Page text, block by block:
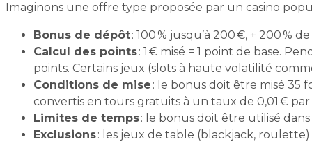
Imaginons une offre type proposée par un casino
Bonus de dépôt: 100 % jusqu’à 200 €, + 200 %
Calcul des points: 1 € misé = 1 point de base.
points. Certains jeux (slots à haute volatilité
Conditions de mise : le bonus doit être misé 35
convertis en tours gratuits à un taux de 0,01 €
Limites de temps: le bonus doit être utilisé
Exclusions: les jeux de table (blackjack,